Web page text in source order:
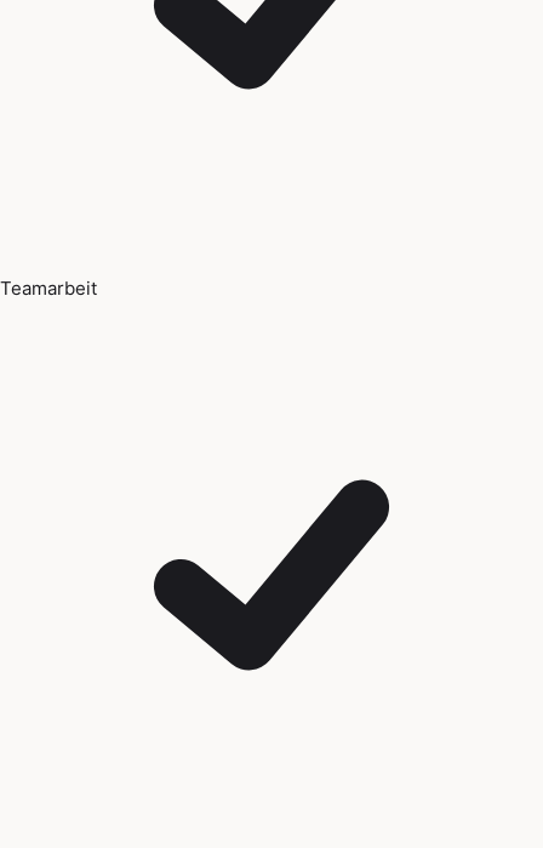
Teamarbeit